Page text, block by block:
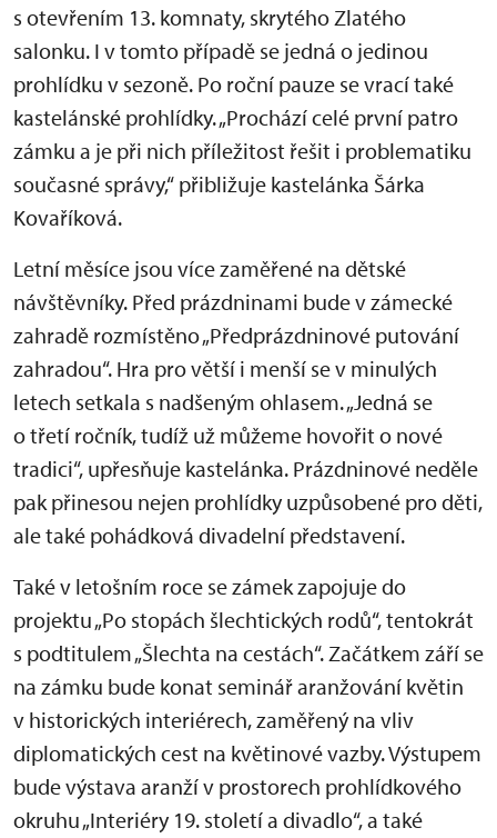
s otevřením 13. komnaty, skrytého Zlatého
salonku. I v tomto případě se jedná o jedinou
prohlídku v sezoně. Po roční pauze se vrací také
kastelánské prohlídky. „Prochází celé první patro
zámku a je při nich příležitost řešit i problematiku
současné správy,“ přibližuje kastelánka Šárka
Kovaříková.
Letní měsíce jsou více zaměřené na dětské
návštěvníky. Před prázdninami bude v zámecké
zahradě rozmístěno „Předprázdninové putování
zahradou“. Hra pro větší i menší se v minulých
letech setkala s nadšeným ohlasem. „Jedná se
o třetí ročník, tudíž už můžeme hovořit o nové
tradici“, upřesňuje kastelánka. Prázdninové neděle
pak přinesou nejen prohlídky uzpůsobené pro děti,
ale také pohádková divadelní představení.
Také v letošním roce se zámek zapojuje do
projektu „Po stopách šlechtických rodů“, tentokrát
s podtitulem „Šlechta na cestách“. Začátkem září se
na zámku bude konat seminář aranžování květin
v historických interiérech, zaměřený na vliv
diplomatických cest na květinové vazby. Výstupem
bude výstava aranží v prostorech prohlídkového
okruhu „Interiéry 19. století a divadlo“, a také